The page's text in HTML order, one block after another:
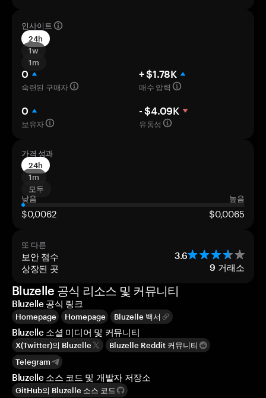
인사이트
24h
1w
1m
0
숙련된 구매자
+ $1.78K
매수 압력
0
보유자
- $4.09K
유동성
가격 성과
24h
1m
모두
낮음
높음
$0,0062 $0,0065
또 다른
보안 점수 3.6
상장된 곳 9 거래소
Bluzelle 공식 리소스 및 커뮤니티
Bluzelle 공식 링크
Homepage Homepage Bluzelle 백서
Bluzelle 소셜 미디어 및 커뮤니티
X(Twitter)의 Bluzelle
Bluzelle Reddit 커뮤니티
Telegram
Bluzelle 소스 코드 및 개발자 저장소
GitHub의 Bluzelle 소스 코드